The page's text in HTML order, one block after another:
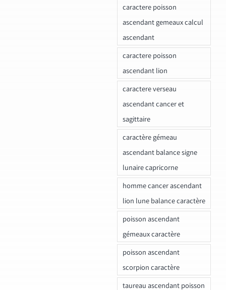
caractere poisson
ascendant gemeaux calcul
ascendant
caractere poisson
ascendant lion
caractere verseau
ascendant cancer et
sagittaire
caractère gémeau
ascendant balance signe
lunaire capricorne
homme cancer ascendant
lion lune balance caractère
poisson ascendant
gémeaux caractère
poisson ascendant
scorpion caractère
taureau ascendant poisson